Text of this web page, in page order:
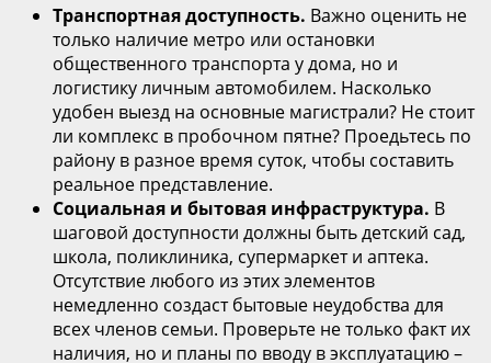
Транспортная доступность. Важно оценить не
только наличие метро или остановки
общественного транспорта у дома, но и
логистику личным автомобилем. Насколько
удобен выезд на основные магистрали? Не стоит
ли комплекс в пробочном пятне? Проедьтесь по
району в разное время суток, чтобы составить
реальное представление.
Социальная и бытовая инфраструктура. В
шаговой доступности должны быть детский сад,
школа, поликлиника, супермаркет и аптека.
Отсутствие любого из этих элементов
немедленно создаст бытовые неудобства для
всех членов семьи. Проверьте не только факт их
наличия, но и планы по вводу в эксплуатацию –